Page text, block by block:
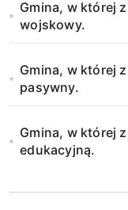
Gmina, w której
wojskowy.
Gmina, w której
pasywny.
Gmina, w której
edukacyjną.